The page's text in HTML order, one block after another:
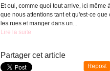
Et oui, comme quoi tout arrive, ici
que nous attentions tant et qu'est-ce
les rues et manger dans un...
Lire la suite
Partager cet article
Repost